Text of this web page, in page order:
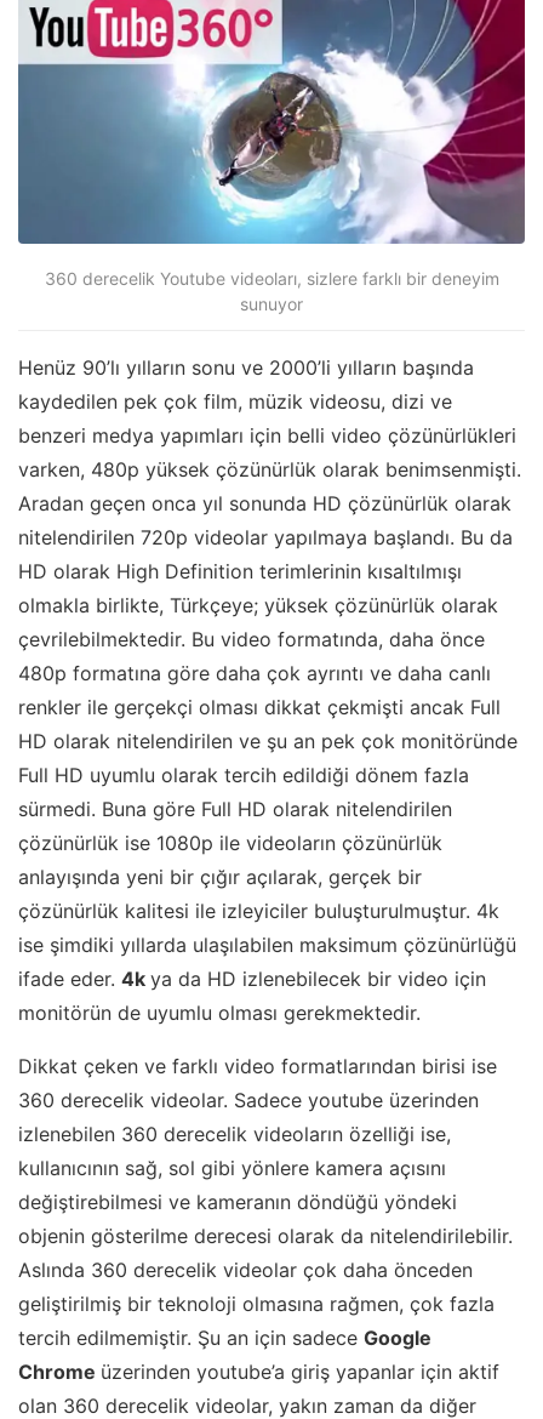
360 derecelik Youtube videoları, sizlere farklı bir deneyim
sunuyor
Henüz 90’lı yılların sonu ve 2000’li yılların başında
kaydedilen pek çok film, müzik videosu, dizi ve
benzeri medya yapımları için belli video çözünürlükleri
varken, 480p yüksek çözünürlük olarak benimsenmişti.
Aradan geçen onca yıl sonunda HD çözünürlük olarak
nitelendirilen 720p videolar yapılmaya başlandı. Bu da
HD olarak High Definition terimlerinin kısaltılmışı
olmakla birlikte, Türkçeye; yüksek çözünürlük olarak
çevrilebilmektedir. Bu video formatında, daha önce
480p formatına göre daha çok ayrıntı ve daha canlı
renkler ile gerçekçi olması dikkat çekmişti ancak Full
HD olarak nitelendirilen ve şu an pek çok monitöründe
Full HD uyumlu olarak tercih edildiği dönem fazla
sürmedi. Buna göre Full HD olarak nitelendirilen
çözünürlük ise 1080p ile videoların çözünürlük
anlayışında yeni bir çığır açılarak, gerçek bir
çözünürlük kalitesi ile izleyiciler buluşturulmuştur. 4k
ise şimdiki yıllarda ulaşılabilen maksimum çözünürlüğü
ifade eder. 4k ya da HD izlenebilecek bir video için
monitörün de uyumlu olması gerekmektedir.
Dikkat çeken ve farklı video formatlarından birisi ise
360 derecelik videolar. Sadece youtube üzerinden
izlenebilen 360 derecelik videoların özelliği ise,
kullanıcının sağ, sol gibi yönlere kamera açısını
değiştirebilmesi ve kameranın döndüğü yöndeki
objenin gösterilme derecesi olarak da nitelendirilebilir.
Aslında 360 derecelik videolar çok daha önceden
geliştirilmiş bir teknoloji olmasına rağmen, çok fazla
tercih edilmemiştir. Şu an için sadece Google
Chrome üzerinden youtube’a giriş yapanlar için aktif
olan 360 derecelik videolar, yakın zaman da diğer